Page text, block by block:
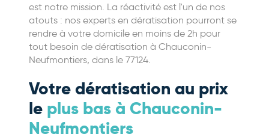
est notre mission. La réactivité est l'un de nos
atouts : nos experts en dératisation pourront se
rendre à votre domicile en moins de 2h pour
tout besoin de dératisation à Chauconin-
Neufmontiers, dans le 77124.
Votre dératisation au prix
le plus bas à Chauconin-
Neufmontiers